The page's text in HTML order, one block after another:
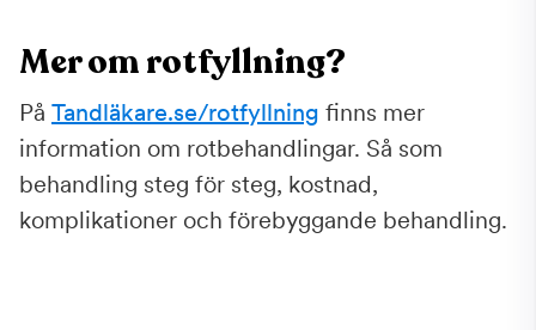
Mer om rotfyllning?
På Tandläkare.se/rotfyllning finns mer
information om rotbehandlingar. Så som
behandling steg för steg, kostnad,
komplikationer och förebyggande behandling.